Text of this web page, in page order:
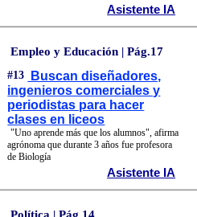
Asistente IA
Empleo y Educación | Pág.17
#13
Buscan diseñadores,
ingenieros comerciales y
periodistas para hacer
clases en liceos
"Uno aprende más que los alumnos", afirma
agrónoma que durante 3 años fue profesora
de Biología
Asistente IA